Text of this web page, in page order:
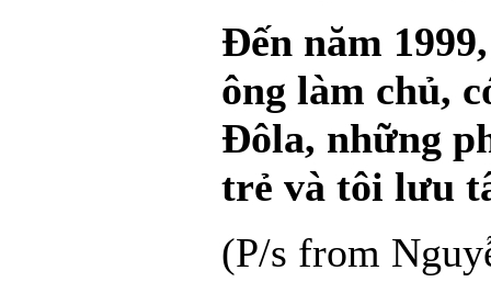
Đến năm
ông làm chủ,
Đôla, những
trẻ và tôi lưu
(P/s from